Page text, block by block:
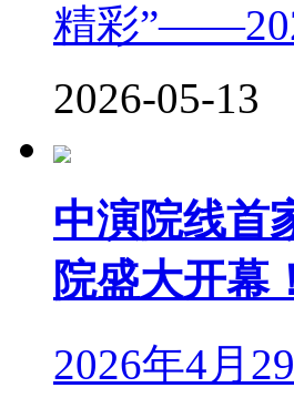
精彩
2026-05-13
中演院线首
院盛大开幕
2026年4月